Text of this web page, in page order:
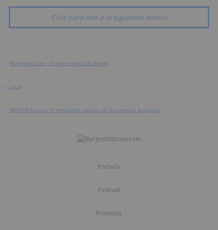
Click para leer a la siguiente noticia
> BurgosNoticias - El diario digital de Burgos
> Local
> 400.000 euros a 57 entidades sociales de la provincia burgalesa
Portada
Podcast
Provincia